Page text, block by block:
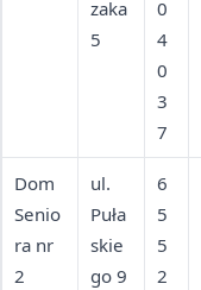
zaka
5
0
4
0
3
7
Dom
Senio
ra nr
2
ul.
Puła
skie
go 9
6
5
5
2